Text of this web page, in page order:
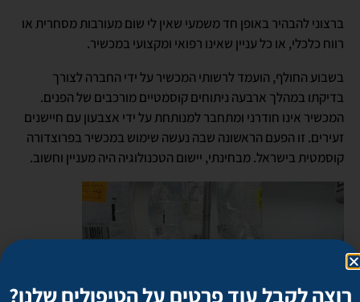
ברצוני להבהיר באופן חד משמעי שאין לי שום מעורבות מסחרית או
רווח כלכלי, או כל עניין שאינו רפואי ומקצועי במכשיר.
בשבוע החולף, הועמד לרשותי המכשיר על ידי החברה לצורך
בדיקתו במהלך ארבעה ניתוחים קוסמטיים מורכבים של הפנים.
המכשיר אינו חודרני ומתחבר למנותחת על ידי אצבעון עם חיישנים
זעירים. זו הפעם הראשונה שבה נעשה שימוש במכשיר בפרוצדורה
קוסמטית בישראל. מבחינתי, יישום הטכנולוגיה היה מעניין וחשוב.
רוצה לקבל עוד פרטים על הטיפולים שלנו?